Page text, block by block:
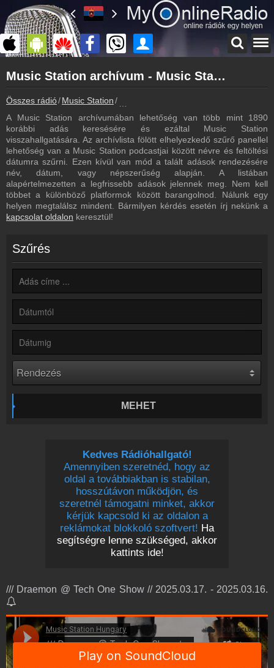
myonlineradio.hu
Music Station
Vissza a Music Station oldalára
Bejelentkezés
Hozz létre saját fiókot!
Most szól
Tudd meg mi szólt eddig
Kapcsolat
Írj nekünk!
Partnerek
Rádió beágyazás
Ágyazd be weboldaladba
Online rádió készítés
Készítés lépésről lépésre
Music Station archívum - Music Station podcasts - Music Station visszahallgatás
Összes rádió Music Station
A Music Station archívumában lehetőség van több mint 1890
korábbi adás keresésére és ezáltal Music Station
visszahallgatására. Az archívlista fölött elhelyezkedő szűrő panellel
lehetőség van a Music Station podcastjai között névre és feltöltési
dátumra szűrni. Ezen kívül van mód a talált adások rendezésére
név, dátum, vagy népszerűség alapján. A listában
alapértelmezetten a legfrissebb adások jelennek meg. Nem kell
többet a különböző platformok között barangolnod. Nálunk egy
helyen megtalálsz mindent. Bármilyen kérdés esetén írj nekünk a
kapcsolat oldalon keresztül!
Szűrés
MEHET
Kedves Rádióhallgató!
Amennyiben szeretnéd, hogy az
oldal a továbbiakban is stabilan,
hosszútávon működjön, és
szeretnél támogatni minket, akkor
kérjük kapcsold ki az oldalon a
reklámokat blokkoló szoftvert! Ha
segítségre lenne szükséged, akkor
kattints ide!
/// Draemon @ Tech One Show // 2025.03.17. - 2025.03.16.